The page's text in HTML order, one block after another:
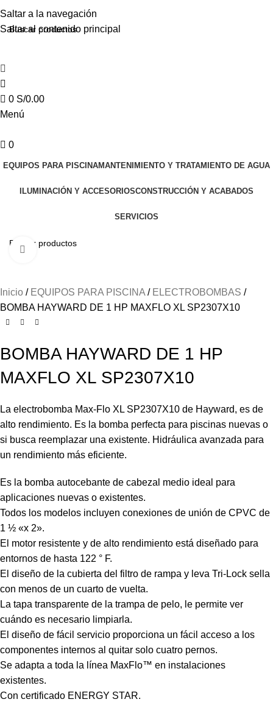
Saltar a la navegación
Saltar al contenido principal
0 S/0.00
Menú
0
EQUIPOS PARA PISCINAMANTENIMIENTO Y TRATAMIENTO DE AGUA
ILUMINACIÓN Y ACCESORIOSCONSTRUCCIÓN Y ACABADOS
SERVICIOS
Haga clic para ampliar
Inicio EQUIPOS PARA PISCINA
ELECTROBOMBAS
BOMBA HAYWARD DE 1 HP MAXFLO XL SP2307X10
BOMBA HAYWARD DE 1 HP
MAXFLO XL SP2307X10
La electrobomba Max-Flo XL SP2307X10 de Hayward, es de
alto rendimiento. Es la bomba perfecta para piscinas nuevas o
si busca reemplazar una existente. Hidráulica avanzada para
un rendimiento más eficiente.
Es la bomba autocebante de cabezal medio ideal para
aplicaciones nuevas o existentes.
Todos los modelos incluyen conexiones de unión de CPVC de
1 ½ «x 2».
El motor resistente y de alto rendimiento está diseñado para
entornos de hasta 122 ° F.
El diseño de la cubierta del filtro de rampa y leva Tri-Lock sella
con menos de un cuarto de vuelta.
La tapa transparente de la trampa de pelo, le permite ver
cuándo es necesario limpiarla.
El diseño de fácil servicio proporciona un fácil acceso a los
componentes internos al quitar solo cuatro pernos.
Se adapta a toda la línea MaxFlo™ en instalaciones
existentes.
Con certificado ENERGY STAR.